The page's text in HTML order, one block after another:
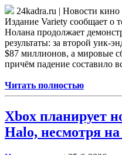
24kadra.ru | Новости кино
Издание Variety сообщает о
Нолана продолжает
результаты: за второй уик-
$87 миллионов, а мировые
причём падение составило
Читать полностью
Xbox планирует
Halo, несмотря